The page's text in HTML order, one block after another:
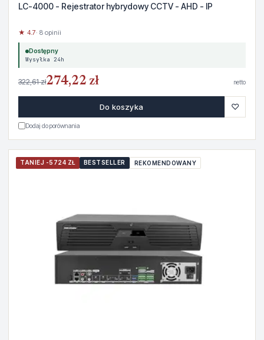
LC-4000 - Rejestrator hybrydowy CCTV - AHD - IP
★ 4.7· 8 opinii
Dostępny
Wysyłka 24h
322,61 zł274,22 zł netto
Do koszyka ♡
Dodaj do porównania
TANIEJ -5724 ZŁ BESTSELLER REKOMENDOWANY